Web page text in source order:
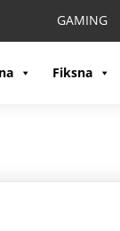
GAMING
Fiksna